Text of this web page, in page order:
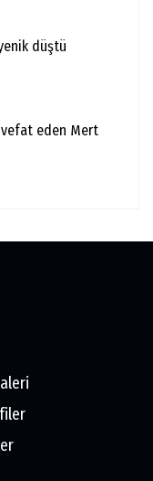
düştü
eden Mert